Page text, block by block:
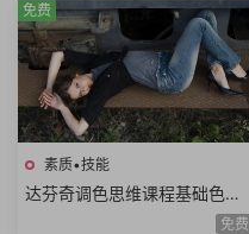
素质•技能
达芬奇调色思维课程基础色彩
理论高级实战技巧模仿大师风
免费
免费